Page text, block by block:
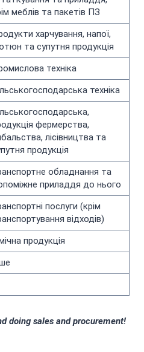
меблів та пакетів ПЗ
харчування, напої,
та супутня продукція
техніка
техніка
фермерства,
лісівництва та
продукція
обладнання та
приладдя до нього
послуги (крім
відходів)
продукція
doing sales and procurement!